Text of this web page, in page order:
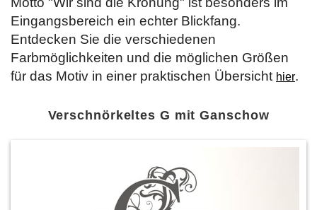
Eingangsbereich ein echter Blickfang.
Entdecken Sie die verschiedenen
Farbmöglichkeiten und die möglichen Größen
für das Motiv in einer praktischen Übersicht hier.
Verschnörkeltes G mit Ganschow